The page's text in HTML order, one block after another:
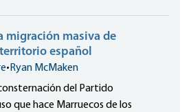
migración masiva de
español
• Ryan McMaken
del Partido
que hace Marruecos de los